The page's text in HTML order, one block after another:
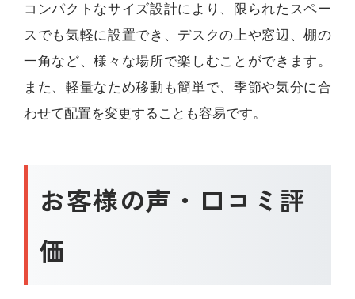
コンパクトなサイズ設計により、限られたスペー
スでも気軽に設置でき、デスクの上や窓辺、棚の
一角など、様々な場所で楽しむことができます。
また、軽量なため移動も簡単で、季節や気分に合
わせて配置を変更することも容易です。
お客様の声・口コミ評
価